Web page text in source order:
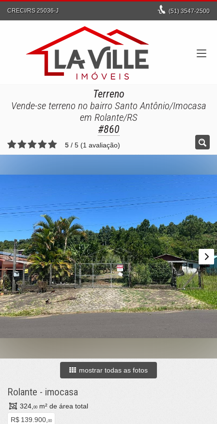
CRECI/RS 25036-J (51) 3547-2500
Terreno
Vende-se terreno no bairro Santo Antônio/Imocasa
em Rolante/RS
#860
5 / 5 (1 avaliação)
mostrar todas as fotos
Rolante - imocasa
324, 00 m² de área total
R$ 139.900, 00